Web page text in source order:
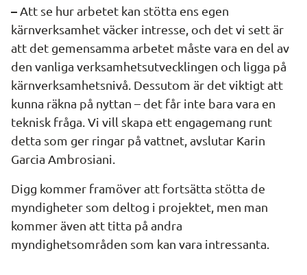
– Att se hur arbetet kan stötta ens egen
kärnverksamhet väcker intresse, och det vi sett är
att det gemensamma arbetet måste vara en del av
den vanliga verksamhetsutvecklingen och ligga på
kärnverksamhetsnivå. Dessutom är det viktigt att
kunna räkna på nyttan – det får inte bara vara en
teknisk fråga. Vi vill skapa ett engagemang runt
detta som ger ringar på vattnet, avslutar Karin
Garcia Ambrosiani.
Digg kommer framöver att fortsätta stötta de
myndigheter som deltog i projektet, men man
kommer även att titta på andra
myndighetsområden som kan vara intressanta.